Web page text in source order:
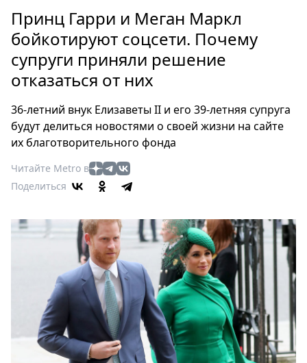
Россия
Мир
Здоровье
Еда
Мода
Театр
Кино
Афиша
Книги
Пресс-
релизы
О
Metro
Стримы
Спецпроекты
Звезды
Выборы
Принц Гарри и Меган Маркл
бойкотируют соцсети. Почему
супруги приняли решение
отказаться от них
36-летний внук Елизаветы II и его 39-летняя супруга
будут делиться новостями о своей жизни на сайте
их благотворительного фонда
Читайте Metro в
Поделиться